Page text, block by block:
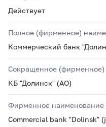
Действует
Полное (фирменное)
Коммерческий банк
Сокращенное
КБ "Долинск" (АО)
Фирменное наименование
Commercial bank "Dolinsk"